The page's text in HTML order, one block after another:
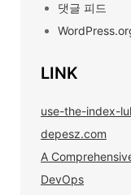
댓글 피드
LINK
use-the-index-
depesz.com
A
DevOps